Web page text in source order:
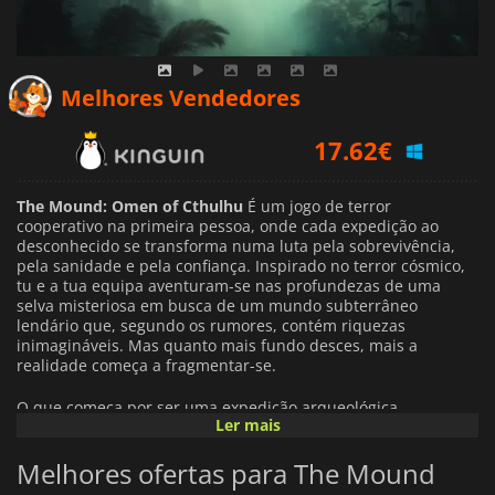
Melhores Vendedores
18.39€
18.58€
The Mound: Omen of Cthulhu É um jogo de terror
cooperativo na primeira pessoa, onde cada expedição ao
desconhecido se transforma numa luta pela sobrevivência,
pela sanidade e pela confiança. Inspirado no terror cósmico,
tu e a tua equipa aventuram-se nas profundezas de uma
selva misteriosa em busca de um mundo subterrâneo
lendário que, segundo os rumores, contém riquezas
inimagináveis. Mas quanto mais fundo desces, mais a
realidade começa a fragmentar-se.
O que começa por ser uma expedição arqueológica
transforma-se rapidamente num pesadelo. Forças antigas
alimentando-se dos vossos medos. As alucinações esbatem a
linha entre a verdade e a ilusão, tornando impossível saber
Ler mais
Melhores ofertas para The Mound